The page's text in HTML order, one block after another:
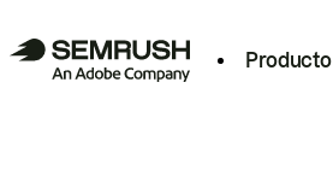
Producto